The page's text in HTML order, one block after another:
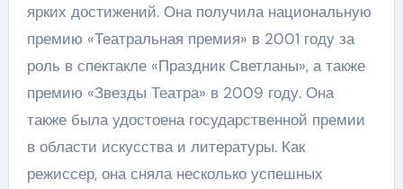
ярких достижений. Она получила национальную
премию «Театральная премия» в 2001 году за
роль в спектакле «Праздник Светланы», а также
премию «Звезды Театра» в 2009 году. Она
также была удостоена государственной премии
в области искусства и литературы. Как
режиссер, она сняла несколько успешных